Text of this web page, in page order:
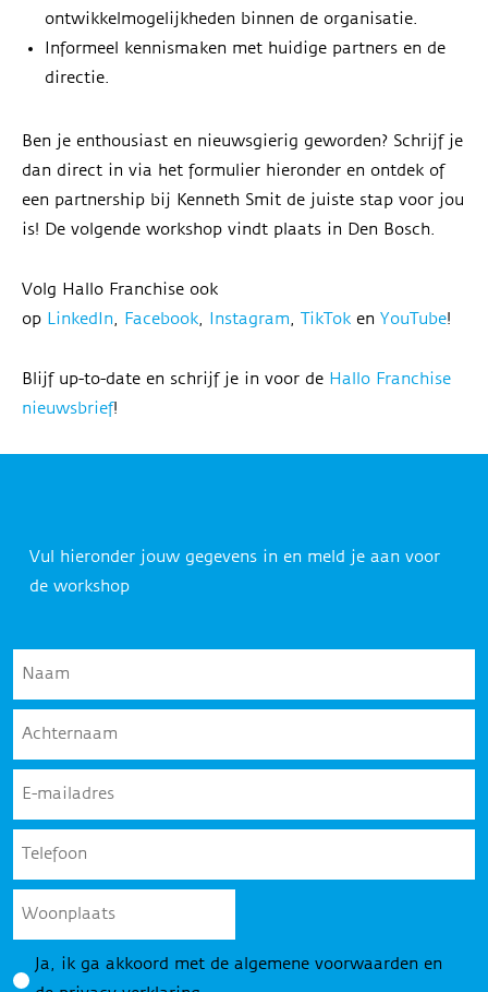
ontwikkelmogelijkheden binnen de organisatie.
Informeel kennismaken met huidige partners en de
directie.
Ben je enthousiast en nieuwsgierig geworden? Schrijf je
dan direct in via het formulier hieronder en ontdek of
een partnership bij Kenneth Smit de juiste stap voor jou
is! De volgende workshop vindt plaats in Den Bosch.
Volg Hallo Franchise ook
op LinkedIn, Facebook, Instagram, TikTok en YouTube!
Blijf up-to-date en schrijf je in voor de Hallo Franchise
nieuwsbrief!
Vul hieronder jouw gegevens in en meld je aan voor
de workshop
Naam
Achternaam
E-
Telefoon
Woonplaats
Privacy*
Ja, ik ga akkoord met de algemene voorwaarden en